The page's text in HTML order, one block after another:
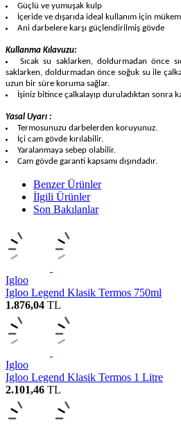
Güçlü ve yumuşak kulp
İçeride ve dışarıda ideal kullanım için
Ani darbelere karşı güçlendirilmiş gövde
Kullanma Kılavuzu:
Sıcak su saklarken, doldurmadan önce
saklarken, doldurmadan önce soğuk su ile
uzun bir süre koruma sağlar.
İşiniz bitince çalkalayıp duruladıktan sonra
Yasal Uyarı :
Termosunuzu darbelerden koruyunuz.
İçi cam gövde kırılabilir.
Yaralanmaya sebep olabilir.
Cam gövde garanti kapsamı dışındadır.
Benzer Ürünler
İlgili Ürünler
Son Bakılanlar
Igloo
Igloo Legend Klasik Termos 750ml
1.876,04 TL
Igloo
Igloo Legend Klasik Termos 1 Litre
2.101,46 TL